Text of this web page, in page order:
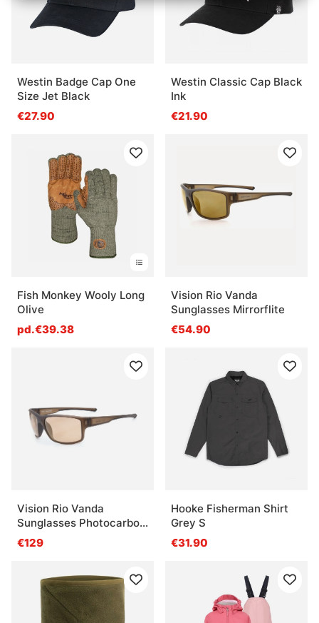
Westin Badge Cap One
Size Jet Black
€27.90
Westin Classic Cap Black
Ink
€21.90
Fish Monkey Wooly Long
Olive
pd.€39.38
Vision Rio Vanda
Sunglasses Mirrorflite
€54.90
Vision Rio Vanda
Sunglasses Photocarbon
Brown
€129
Hooke Fisherman Shirt
Grey S
€31.90